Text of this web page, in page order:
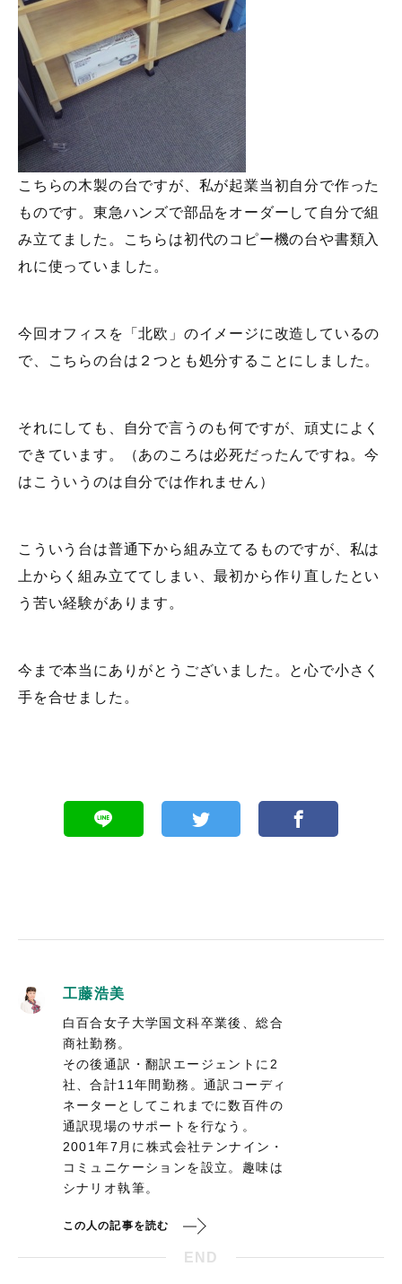
こちらの木製の台ですが、私が起業当初自分で作った
ものです。東急ハンズで部品をオーダーして自分で組
み立てました。こちらは初代のコピー機の台や書類入
れに使っていました。
今回オフィスを「北欧」のイメージに改造しているの
で、こちらの台は２つとも処分することにしました。
それにしても、自分で言うのも何ですが、頑丈によく
できています。（あのころは必死だったんですね。今
はこういうのは自分では作れません）
こういう台は普通下から組み立てるものですが、私は
上からく組み立ててしまい、最初から作り直したとい
う苦い経験があります。
今まで本当にありがとうございました。と心で小さく
手を合せました。
工藤浩美
白百合女子大学国文科卒業後、総合
商社勤務。
その後通訳・翻訳エージェントに2
社、合計11年間勤務。通訳コーディ
ネーターとしてこれまでに数百件の
通訳現場のサポートを行なう。
2001年7月に株式会社テンナイン・
コミュニケーションを設立。趣味は
シナリオ執筆。
この人の記事を読む
END